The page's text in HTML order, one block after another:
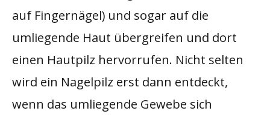
auf Fingernägel) und sogar auf die
umliegende Haut übergreifen und dort
einen Hautpilz hervorrufen. Nicht selten
wird ein Nagelpilz erst dann entdeckt,
wenn das umliegende Gewebe sich